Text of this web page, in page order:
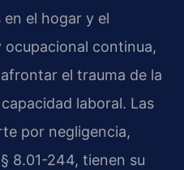
el hogar y el
continua,
el trauma de la
laboral. Las
por negligencia,
8.01-244, tienen su